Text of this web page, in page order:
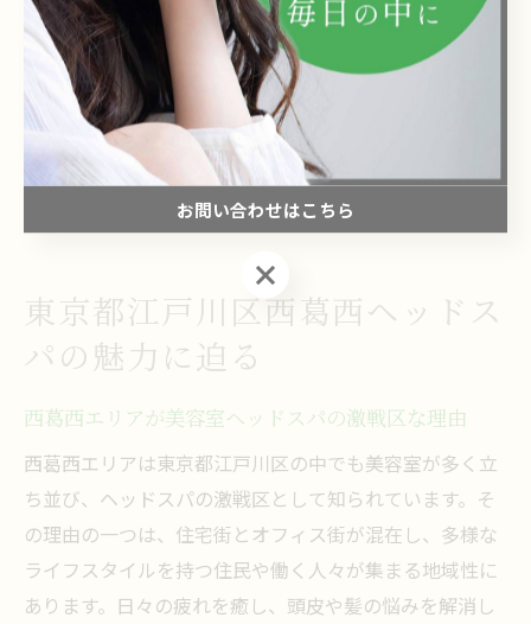
くれます。また、丁寧な接客や細やかな気配りも、リラ
ックスした時間を過ごすための重要なポイントです。
実際の利用者の声として、「スタッフの知識が豊富で安
心できた」「初めてでも丁寧に説明してくれた」などの
評価が多く寄せられています。美容室選びの際は、技術
力と接客の両面を意識して比較検討しましょう。
東京都江戸川区西葛西ヘッドス
パの魅力に迫る
西葛西エリアが美容室ヘッドスパの激戦区な理由
西葛西エリアは東京都江戸川区の中でも美容室が多く立
ち並び、ヘッドスパの激戦区として知られています。そ
の理由の一つは、住宅街とオフィス街が混在し、多様な
ライフスタイルを持つ住民や働く人々が集まる地域性に
あります。日々の疲れを癒し、頭皮や髪の悩みを解消し
お問い合わせはこちら
お問い合わせはこちら